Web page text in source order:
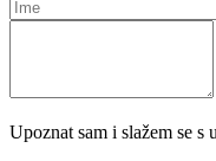
Upoznat sam i slažem se